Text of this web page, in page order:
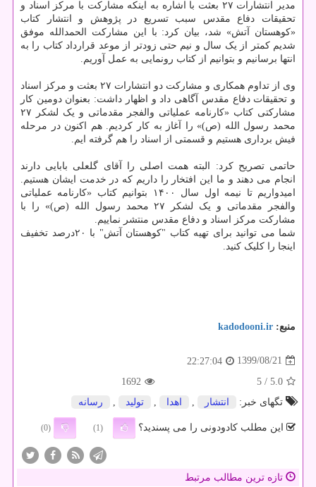
مدیر انتشارات ۲۷ بعثت با اشاره به اینکه مشارکت با مرکز اسناد و
تحقیقات دفاع مقدس سبب تسریع در پژوهش و انتشار کتاب
«کوهستان آتش» شد، بیان کرد: با این مشارکت الحمدالله موفق
شدیم کمتر از یک سال و نیم حتی زودتر از موعد قرارداد کتاب را به
انتها برسانیم و بتوانیم از کتاب رونمایی به عمل آوریم.
وی از تداوم همکاری و مشارکت دو انتشارات ۲۷ بعثت و مرکز اسناد
و تحقیقات دفاع مقدس آگاهی داد و اظهار داشت: بعنوان دومین کار
مشارکتی کتاب «کارنامه عملیاتی والفجر مقدماتی و یک لشکر ۲۷
محمد رسول الله (ص)» را آغاز به کار کردیم. هم اکنون در مرحله
فیش برداری هستیم و قسمتی از اسناد را هم گرفته ایم.
حاتمی تصریح کرد: البته همت اصلی را آقای گلعلی بابایی دارند
انجام می دهند و ما این افتخار را داریم که در خدمت ایشان هستیم.
امیدواریم تا نیمه اول سال ۱۴۰۰ بتوانیم کتاب «کارنامه عملیاتی
والفجر مقدماتی و یک لشکر ۲۷ محمد رسول الله (ص)» را با
مشارکت مرکز اسناد و دفاع مقدس منتشر نماییم.
شما می توانید برای تهیه کتاب "کوهستان آتش" با ۲۰درصد تخفیف
اینجا را کلیک کنید.
منبع: kadodooni.ir
1399/08/21
22:27:04
5.0
/ 5
1692
تگهای خبر:
انتشار اهدا تولید رسانه
این مطلب کادودونی را می پسندید؟ (1)
(0)
تازه ترین مطالب مرتبط